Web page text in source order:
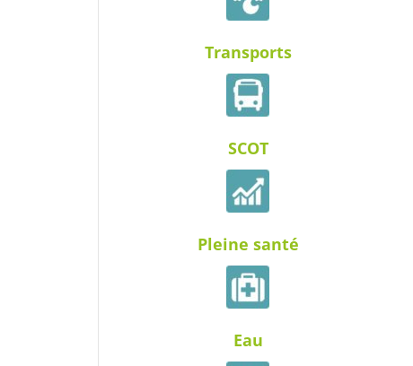
Transports
SCOT
Pleine santé
Eau